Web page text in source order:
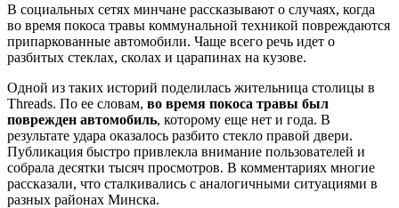
В социальных сетях минчане рассказывают о случаях, когда
во время покоса травы коммунальной техникой повреждаются
припаркованные автомобили. Чаще всего речь идет о
разбитых стеклах, сколах и царапинах на кузове.
Одной из таких историй поделилась жительница столицы в
Threads. По ее словам, во время покоса травы был
поврежден автомобиль, которому еще нет и года. В
результате удара оказалось разбито стекло правой двери.
Публикация быстро привлекла внимание пользователей и
собрала десятки тысяч просмотров. В комментариях многие
рассказали, что сталкивались с аналогичными ситуациями в
разных районах Минска.